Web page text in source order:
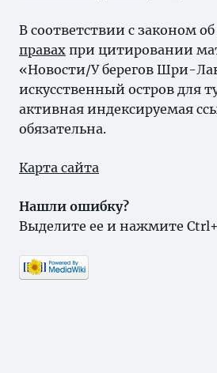
В соответствии с законом об
правах при цитировании
«Новости/У берегов Шри-
искусственный остров для
активная индексируемая
обязательна.
Карта сайта
Нашли ошибку?
Выделите ее и нажмите